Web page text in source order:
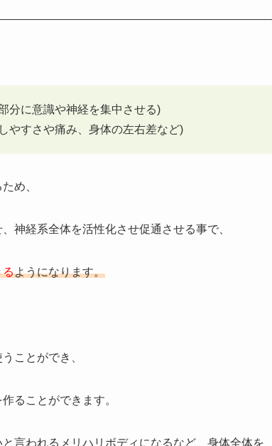
分に意識や神経を集中させる)
やすさや痛み、身体の左右差など)
め、
神経系全体を活性化させ促通させる事で、
るようになります。
ことができ、
ることができます。
言われるメリハリボディになるなど、身体全体を